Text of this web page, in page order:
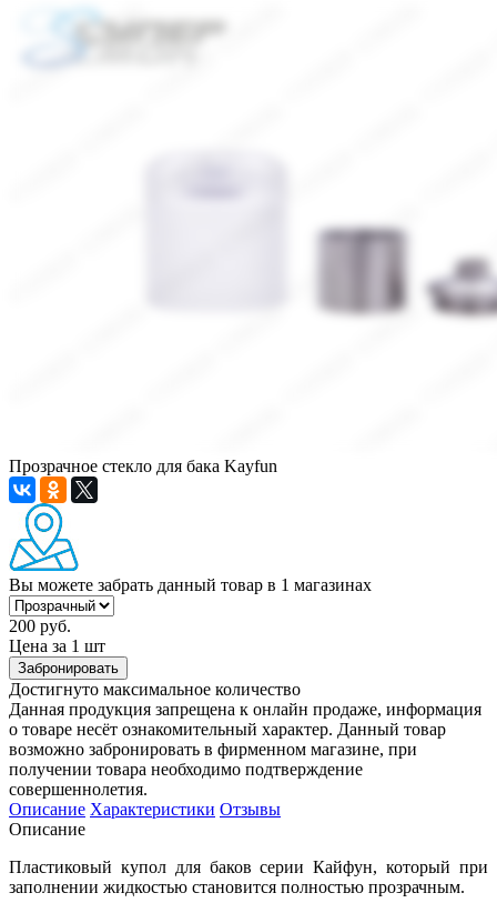
Прозрачное стекло для бака Kayfun
Вы можете забрать данный товар в 1 магазинах
200 руб.
Цена за 1 шт
Забронировать
Достигнуто максимальное количество
Данная продукция запрещена к онлайн продаже, информация
о товаре несёт ознакомительный характер. Данный товар
возможно забронировать в фирменном магазине, при
получении товара необходимо подтверждение
совершеннолетия.
Описание Характеристики Отзывы
Описание
Пластиковый купол для баков серии Кайфун, который при
заполнении жидкостью становится полностью прозрачным.